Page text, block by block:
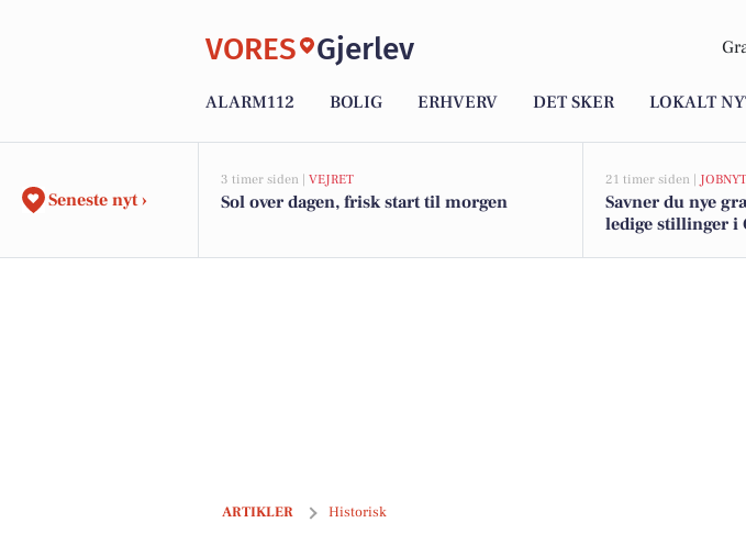
VORES Gjerlev
ALARM112 BOLIG ERHVERV DET SKER LOKALT
Seneste nyt ›
3 timer siden | VEJRET
Sol over dagen, frisk start til morgen
21 timer siden | JOBNYT
Savner du nye
ledige stillinger i
ARTIKLER Historisk
Derfor fejrer vi allehelgensaften og halloween